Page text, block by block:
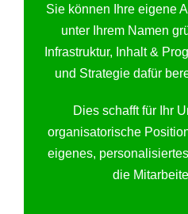
Sie können Ihre eigene
unter Ihrem Namen
Infrastruktur, Inhalt &
und Strategie dafür
Dies schafft für Ihr
organisatorische
eigenes,
die